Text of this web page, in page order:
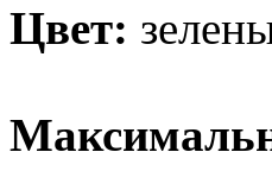
Цвет: